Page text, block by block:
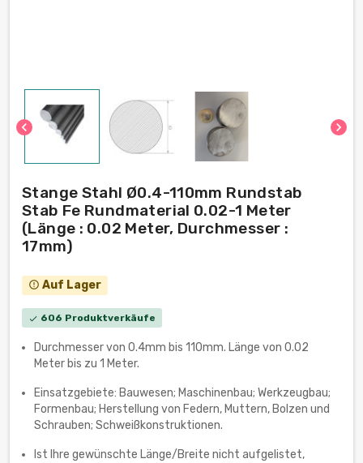
chevron_left chevron_right
Stange Stahl Ø0.4-110mm Rundstab
Stab Fe Rundmaterial 0.02-1 Meter
(Länge : 0.02 Meter, Durchmesser :
17mm)
error_outline Auf Lager
check 606 Produktverkäufe
Durchmesser von 0.4mm bis 110mm. Länge von 0.02
Meter bis zu 1 Meter.
Einsatzgebiete: Bauwesen; Maschinenbau; Werkzeugbau;
Formenbau; Herstellung von Federn, Muttern, Bolzen und
Schrauben; Schweißkonstruktionen.
Ist Ihre gewünschte Länge/Breite nicht aufgelistet,